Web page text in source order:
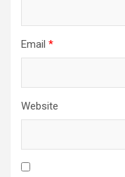
Email *
Website